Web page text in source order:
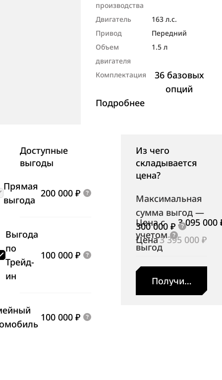
производства
Двигатель
163 л.с.
Привод
Передний
Объем
двигателя
1.5 л
Комплектация
36 базовых
опций
Подробнее
Доступные
выгоды
200 000 ₽
Прямая
выгода
100 000 ₽
Выгода
по
Трейд-
ин
100 000 ₽
Из чего
складывается
цена?
Максимальная
сумма выгод —
300 000 ₽
Цена с
учетом
выгод
3 095 000
Цена3 395 000 ₽
Получить